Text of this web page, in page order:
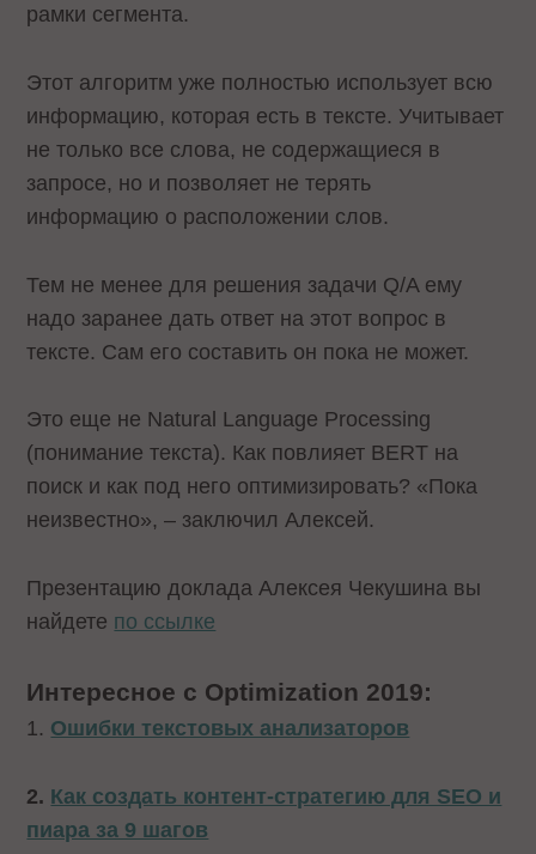
рамки сегмента.
Этот алгоритм уже полностью использует всю
информацию, которая есть в тексте. Учитывает
не только все слова, не содержащиеся в
запросе, но и позволяет не терять
информацию о расположении слов.
Тем не менее для решения задачи Q/A ему
надо заранее дать ответ на этот вопрос в
тексте. Сам его составить он пока не может.
Это еще не Natural Language Processing
(понимание текста). Как повлияет BERT на
поиск и как под него оптимизировать? «Пока
неизвестно», – заключил Алексей.
Презентацию доклада Алексея Чекушина вы
найдете по ссылке
Интересное с Optimization 2019:
1. Ошибки текстовых анализаторов
2. Как создать контент-стратегию для SEO и
пиара за 9 шагов